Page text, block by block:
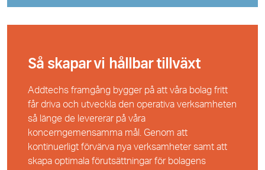
Så skapar vi hållbar tillväxt
Addtechs framgång bygger på att våra bolag fritt
får driva och utveckla den operativa verksamheten
så länge de levererar på våra
koncerngemensamma mål. Genom att
kontinuerligt förvärva nya verksamheter samt att
skapa optimala förutsättningar för bolagens